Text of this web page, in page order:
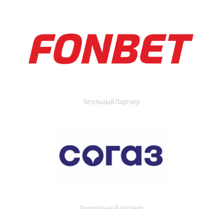
Титульный Партнер